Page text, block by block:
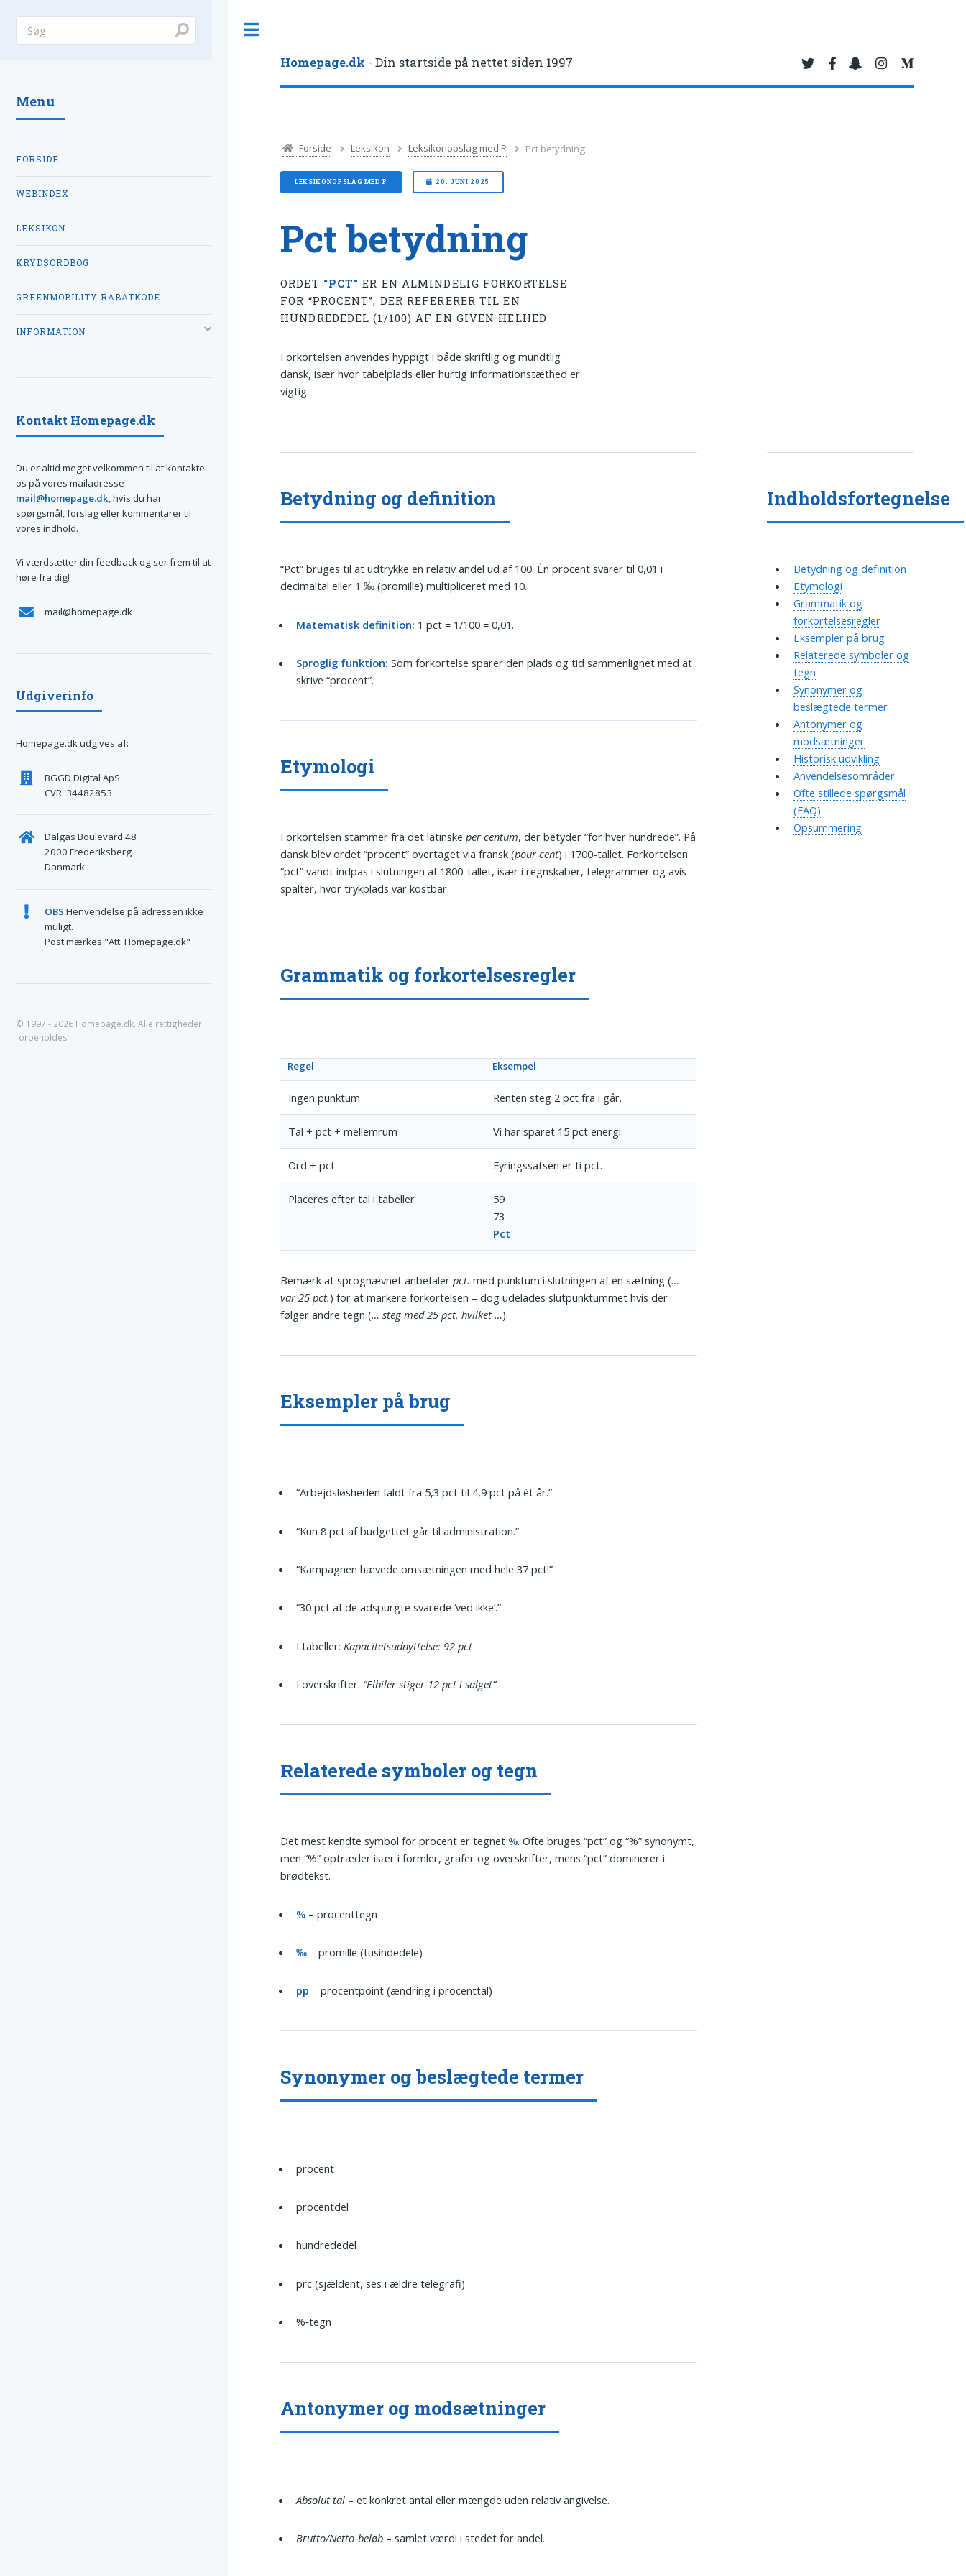
Homepage.dk - Din startside på nettet siden 1997
Forside Leksikon Leksikonopslag med P Pct betydning
LEKSIKONOPSLAG MED P 20. JUNI 2025
Pct betydning
ORDET “PCT” ER EN ALMINDELIG FORKORTELSE
FOR “PROCENT”, DER REFERERER TIL EN
HUNDREDEDEL (1/100) AF EN GIVEN HELHED
Forkortelsen anvendes hyppigt i både skriftlig og mundtlig
dansk, især hvor tabelplads eller hurtig informationstæthed er
vigtig.
Betydning og definition
“Pct” bruges til at udtrykke en relativ andel ud af 100. Én procent svarer til 0,01 i
decimaltal eller 1 ‰ (promille) multipliceret med 10.
Matematisk definition: 1 pct = 1/100 = 0,01.
Sproglig funktion: Som forkortelse sparer den plads og tid sammenlignet med at
skrive “procent”.
Etymologi
Forkortelsen stammer fra det latinskeper centum, der betyder “for hver hundrede”. På
dansk blev ordet “procent” overtaget via fransk (pour cent) i 1700-tallet. Forkortelsen
“pct” vandt indpas i slutningen af 1800-tallet, især i regnskaber, telegrammer og avis­
spalter, hvor trykplads var kostbar.
Grammatik og forkortelsesregler
Regel Eksempel
Ingen punktum Renten steg 2 pct fra i går.
Tal + pct + mellemrum Vi har sparet 15 pct energi.
Ord + pct Fyringssatsen er ti pct.
Placeres efter tal i tabeller
59
73
Pct
Bemærk at sprognævnet anbefalerpct. med punktum i slutningen af en sætning (…
var 25 pct.) for at markere forkortelsen – dog udelades slutpunktummet hvis der
følger andre tegn (… steg med 25 pct, hvilket …).
Eksempler på brug
“Arbejdsløsheden faldt fra 5,3 pct til 4,9 pct på ét år.”
“Kun 8 pct af budgettet går til administration.”
“Kampagnen hævede omsætningen med hele 37 pct!”
“30 pct af de adspurgte svarede ‘ved ikke’.”
I tabeller: Kapacitetsudnyttelse: 92 pct
I overskrifter: “Elbiler stiger 12 pct i salget”
Relaterede symboler og tegn
Det mest kendte symbol for procent er tegnet %. Ofte bruges “pct” og “%” synonymt,
men “%” optræder især i formler, grafer og overskrifter, mens “pct” dominerer i
brødtekst.
% – procenttegn
‰ – promille (tusindedele)
pp – procentpoint (ændring i procenttal)
Synonymer og beslægtede termer
procent
procentdel
hundrededel
prc (sjældent, ses i ældre telegrafi)
%‐tegn
Antonymer og modsætninger
Absolut tal – et konkret antal eller mængde uden relativ angivelse.
Brutto/Netto‐beløb – samlet værdi i stedet for andel.
Indholdsfortegnelse
Betydning og definition
Etymologi
Grammatik og
forkortelsesregler
Eksempler på brug
Relaterede symboler og
tegn
Synonymer og
beslægtede termer
Antonymer og
modsætninger
Historisk udvikling
Anvendelsesområder
Ofte stillede spørgsmål
(FAQ)
Opsummering
Menu
FORSIDE
WEBINDEX
LEKSIKON
KRYDSORDBOG
GREENMOBILITY RABATKODE
INFORMATION
Kontakt Homepage.dk
Du er altid meget velkommen til at kontakte
os på vores mailadresse
mail@homepage.dk, hvis du har
spørgsmål, forslag eller kommentarer til
vores indhold.
Vi værdsætter din feedback og ser frem til at
høre fra dig!
mail@homepage.dk
Udgiverinfo
Homepage.dk udgives af:
BGGD Digital ApS
CVR: 34482853
Dalgas Boulevard 48
2000 Frederiksberg
Danmark
OBS:Henvendelse på adressen ikke
muligt.
Post mærkes "Att: Homepage.dk"
© 1997 - 2026 Homepage.dk. Alle rettigheder
forbeholdes